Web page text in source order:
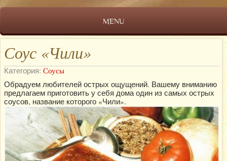
MENU
Соус «Чили»
Категория: Соусы
Обрадуем любителей острых ощущений. Вашему вниманию
предлагаем приготовить у себя дома один из самых острых
соусов, название которого «Чили».